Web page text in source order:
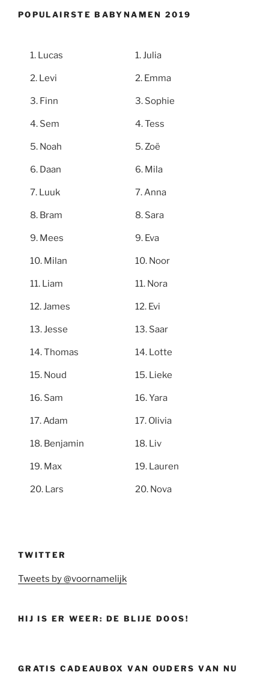
POPULAIRSTE BABYNAMEN 2019
Lucas
Levi
Finn
Sem
Noah
Daan
Luuk
Bram
Mees
Milan
Liam
James
Jesse
Thomas
Noud
Sam
Adam
Benjamin
Max
Lars
Julia
Emma
Sophie
Tess
Zoë
Mila
Anna
Sara
Eva
Noor
Nora
Evi
Saar
Lotte
Lieke
Yara
Olivia
Liv
Lauren
Nova
TWITTER
Tweets by @voornamelijk
HIJ IS ER WEER: DE BLIJE DOOS!
GRATIS CADEAUBOX VAN OUDERS VAN NU